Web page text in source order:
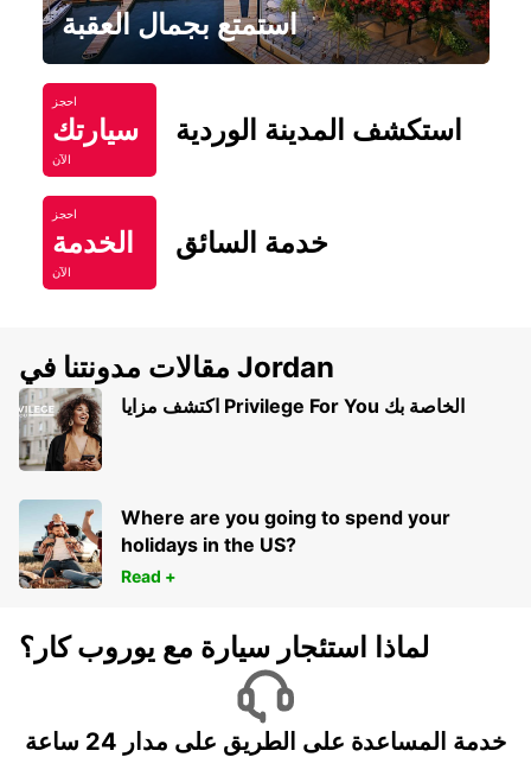
استمتع بجمال العقبة
احجز
سيارتك
الآن
استكشف المدينة الوردية
احجز
الخدمة
الآن
خدمة السائق
مقالات مدونتنا في Jordan
اكتشف مزايا Privilege For You الخاصة بك
Where are you going to spend your
holidays in the US?
Read +
لماذا استئجار سيارة مع يوروب كار؟
خدمة المساعدة على الطريق على مدار 24 ساعة